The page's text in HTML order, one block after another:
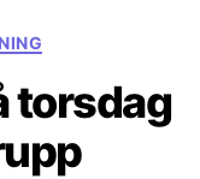
torsdag